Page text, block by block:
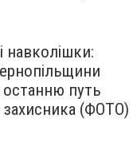
навколішки:
путь
захисника (ФОТО)